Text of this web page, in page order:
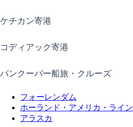
ケチカン寄港
コディアック寄港
バンクーバー船旅・クルーズ
フォーレンダム
ホーランド・アメリカ・ライン
アラスカ